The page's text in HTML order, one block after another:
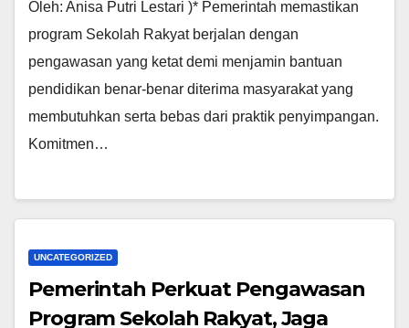
Oleh: Anisa Putri Lestari )* Pemerintah memastikan
program Sekolah Rakyat berjalan dengan
pengawasan yang ketat demi menjamin bantuan
pendidikan benar-benar diterima masyarakat yang
membutuhkan serta bebas dari praktik penyimpangan.
Komitmen…
UNCATEGORIZED
Pemerintah Perkuat Pengawasan
Program Sekolah Rakyat, Jaga